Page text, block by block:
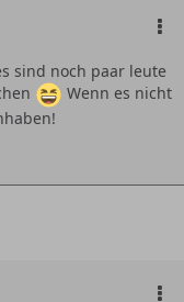
sind noch paar leute
Wenn es nicht